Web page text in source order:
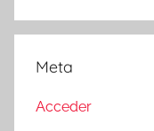
Meta
Acceder